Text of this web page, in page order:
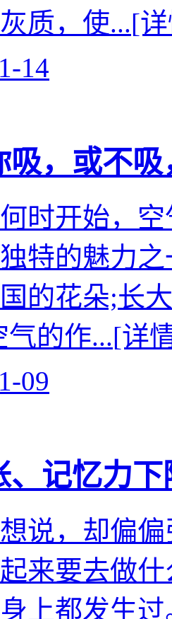
质，使...[
14
吸，或不
时开始，
特的魅力
的花朵;长
气的作...[详
09
、记忆力
说，却偏
来要去做
上都发生